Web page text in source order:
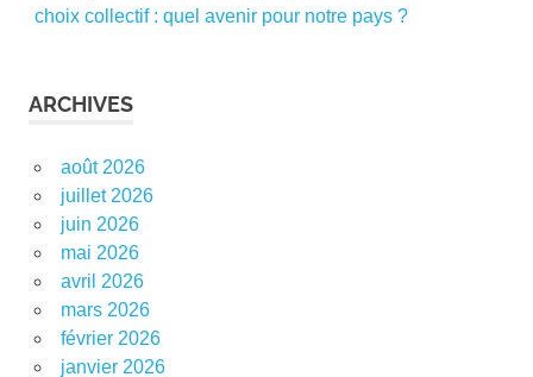
choix collectif : quel avenir pour notre pays ?
ARCHIVES
août 2026
juillet 2026
juin 2026
mai 2026
avril 2026
mars 2026
février 2026
janvier 2026